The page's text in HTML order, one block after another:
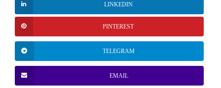
LINKEDIN
PINTEREST
TELEGRAM
EMAIL